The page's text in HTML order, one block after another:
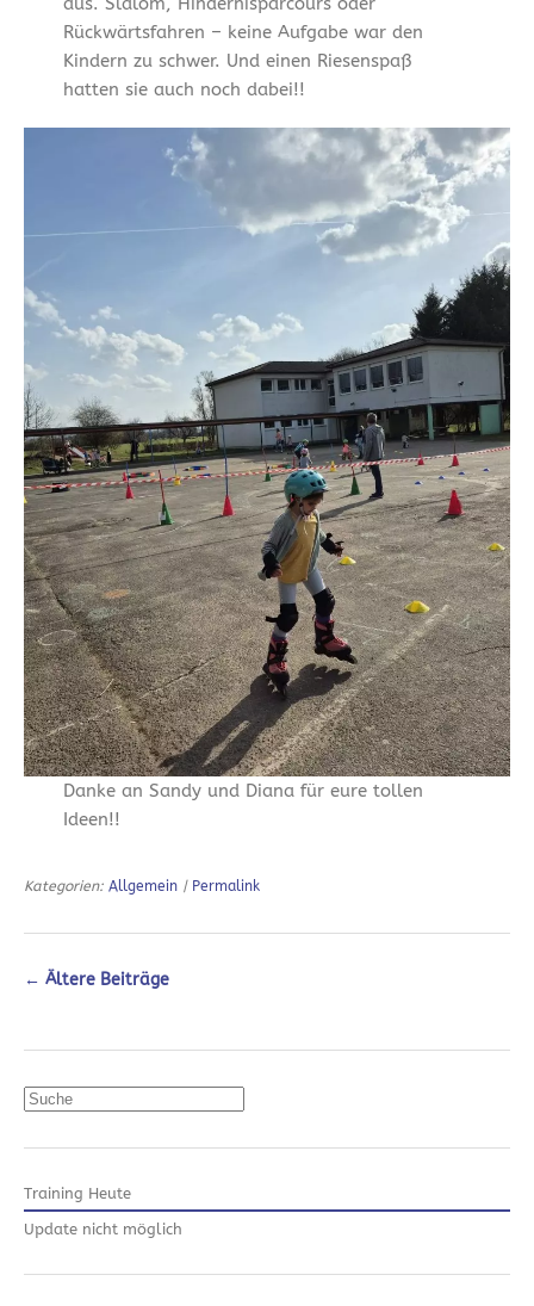
Rückwärtsfahren – keine Aufgabe war den
Kindern zu schwer. Und einen Riesenspaß
hatten sie auch noch dabei!!
Danke an Sandy und Diana für eure tollen
Ideen!!
Kategorien: Allgemein | Permalink
← Ältere Beiträge
Suchen
Training Heute
Update nicht möglich